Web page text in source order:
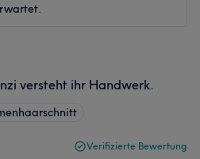
versteht ihr Handwerk.
Verifizierte Bewertung